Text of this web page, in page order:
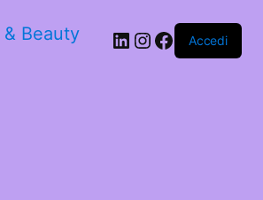
Beauty LinkedIn
Instagram
Facebook
Accedi